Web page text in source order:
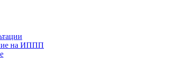
на ИППП